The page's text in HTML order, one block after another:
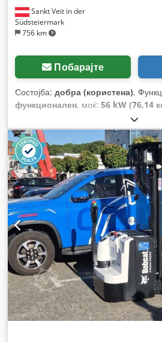
Sankt Veit in der
Südsteiermark
756 km
Побарајте
Состојба: добра (користена),
функционален, моќ: 56 kW (76,14
, тип на гориво:
2.200 kg/m, Година на изградба:
4.871 h, Опрема:кабина, палетни